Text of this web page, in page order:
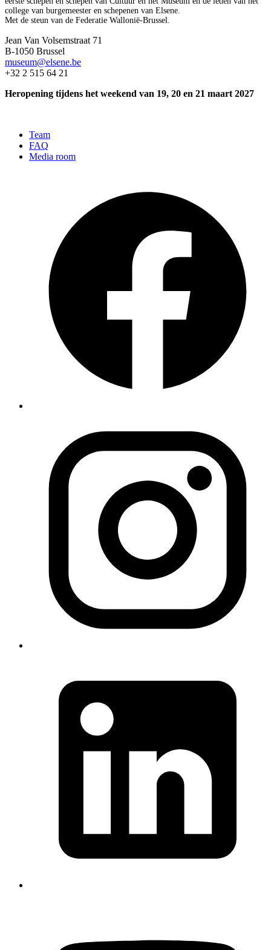
college van burgemeester en schepenen van Elsene.
Met de steun van de Federatie Wallonië-Brussel.
Jean Van Volsemstraat 71
B-1050 Brussel
museum@elsene.be
+32 2 515 64 21
Heropening tijdens het weekend van 19, 20 en 21 maart 2027
Team
FAQ
Media room